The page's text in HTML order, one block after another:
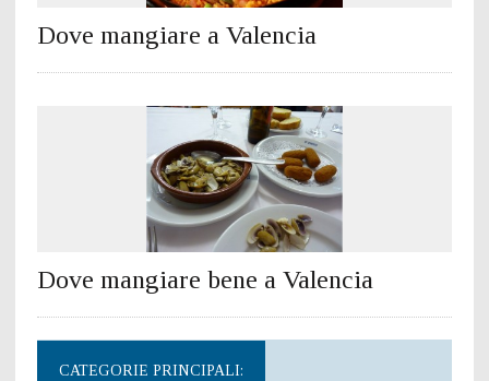
Dove mangiare a Valencia
Dove mangiare bene a Valencia
CATEGORIE PRINCIPALI: